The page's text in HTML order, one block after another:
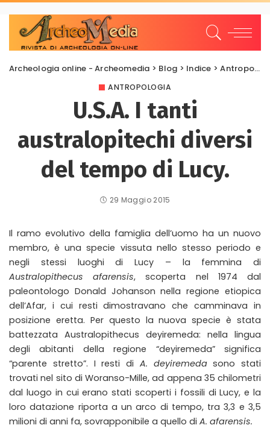
Archeologia online - Archeomedia > Blog > Indice >Antropologia
ANTROPOLOGIA
U.S.A. I tanti
australopitechi diversi
del tempo di Lucy.
29 Maggio 2015
Il ramo evolutivo della famiglia dell’uomo ha un nuovo
membro, è una specie vissuta nello stesso periodo e
negli stessi luoghi di Lucy – la femmina di
Australopithecus afarensis, scoperta nel 1974 dal
paleontologo Donald Johanson nella regione etiopica
dell’Afar, i cui resti dimostravano che camminava in
posizione eretta. Per questo la nuova specie è stata
battezzata Australopithecus deyiremeda: nella lingua
degli abitanti della regione “deyiremeda” significa
“parente stretto”. I resti di A. deyiremedasono stati
trovati nel sito di Woranso-Mille, ad appena 35 chilometri
dal luogo in cui erano stati scoperti i fossili di Lucy, e la
loro datazione riporta a un arco di tempo, tra 3,3 e 3,5
milioni di anni fa, sovrapponibile a quello di A. afarensis.